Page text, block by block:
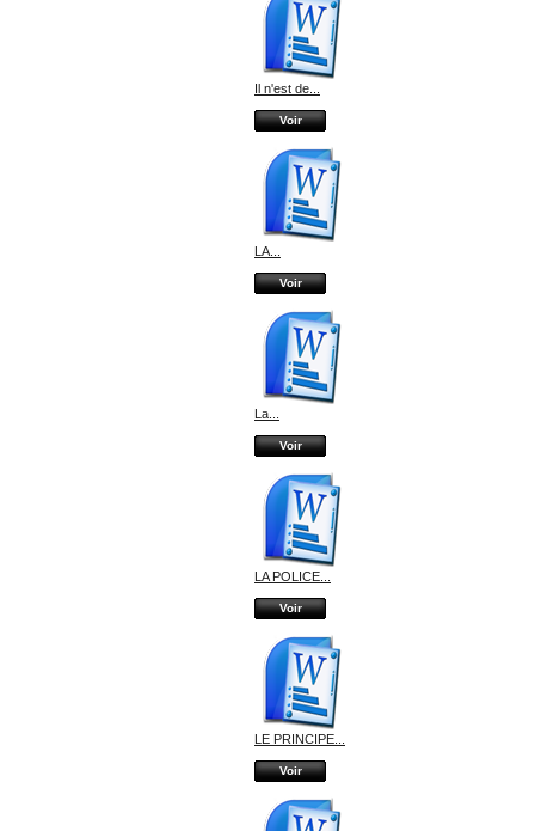
Il n'est de...
Voir
LA...
Voir
La...
Voir
LA POLICE...
Voir
LE PRINCIPE...
Voir